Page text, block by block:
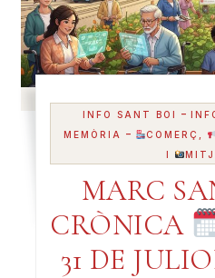
INFO SANT BOI -
MEMÒRIA
- COMERÇ,
I
MARC
CRÒNICA
31 DE